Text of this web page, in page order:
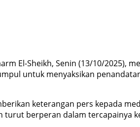
El-Sheikh, Senin (13/10/2025),
untuk menyaksikan
keterangan pers kepada
berperan dalam tercapainya